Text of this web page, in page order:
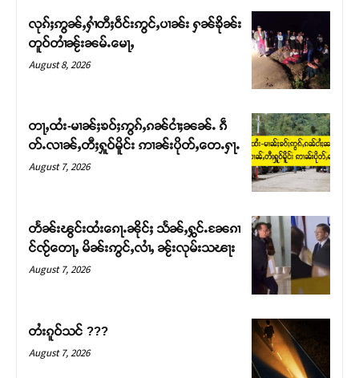
တႃႇႁႂ်ႈသဵင်ၵၢင်ၸႂ်ၵူၼ်းမိူင်း ၵူႈတီႈၵူႈလႅၼ်ပေႃးတေၸွ
တ်ႇ တူဝ်ႈလုမ်ႈၾႃႉၼၼ်ႉ ၶဝ်ႈႁူမ်ႈၵမ်ႉထႅမ် ၸုမ်းၶၢ
ဝ်ႇၽူႈတွႆႇႁွၵ်ႈ လႆႈယူႇၶႃႈဢေႃႈ။
လုၵ်ႈဢွၼ်ႇႁၢႆတီႈဝဵင်းဢွင်ႇပၢၼ်း ႁၼ်ၶိုၼ်း
တူဝ်တၢႆၼႂ်းၼမ်ႉမေႃႇ
August 8, 2026
တႃႇထႆး-မၢၼ်ႈၶဝ်ႈဢွၵ်ႇၵၼ်ငၢႆႈၼၼ်ႉ ၵဵ
တ်ႉလၢၼ်ႇတီႈႁူဝ်မိူင်း ဢၢၼ်းပိုတ်ႇတေႉႁႃႉ
August 7, 2026
တႅၼ်းၽွင်းထႆးၵေႃႉၼိုင်ႈ သႅၼ်ႇႁွင်ႉၼႄၵၢ
င်ၸႂ်တေႃႇ မိၼ်းဢွင်ႇလၢႆႇ ၼႂ်းလုမ်းသၽႃး
August 7, 2026
တႆးၵူဝ်သင် ???
August 7, 2026